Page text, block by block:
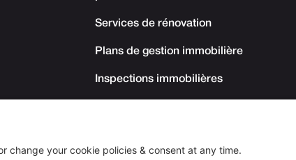
Services de rénovation
Plans de gestion immobilière
Inspections immobilières